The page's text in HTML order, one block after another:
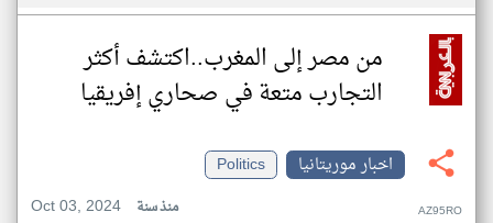
من مصر إلى المغرب..اكتشف أكثر
التجارب متعة في صحاري إفريقيا
اخبار موريتانيا
Politics
Oct 03, 2024
منذ سنة AZ95RO